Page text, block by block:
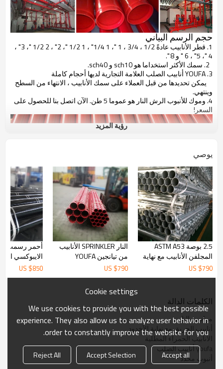
حجم الرسم البياني
1. قطر الأنابيب عادةً 1/2 ، 3/4 ، 1 "، 1 1/4" ، 1 1/2 "، 2" ، 2 1/2 "، 3" ،
4 "، 5" ، 6 " و 8 ".
3. YOUFA أنابيب الصلب العلامة التجارية لديها أحجام كاملة
يمكن تحديدها من قبل العملاء على سمك الأنابيب ، الانتهاء من السطح
وينتهي.
4. وموك للأنبوب الرش النار هو عموما 5 طن. الآن اتصل بنا للحصول على
السعر!
رؤية المزيد
يوصي
2.5 بوصة ASTM A53
المجلفن الأنابيب مع نهاية
الأخدود من YOUFA
US $790
النار SPRINKLER الأنابيب
من تيانجين YOUFA
US $790
أحمر رسمت
الايبوكسي
شهادةUS $850
الكلمات الدالة
مواسير النار
أنابيب الحريق مع نهاية الأخدود
الأنابيب الحمراء المطلية
youfa أنابيب الصلب
أنبوب مخدد
Cookie settings
We use cookies to provide you with the best possible
experience. They also allow us to analyze user behavior in
order to constantly improve the website for you.
Accept all
Accept Selection
Reject All